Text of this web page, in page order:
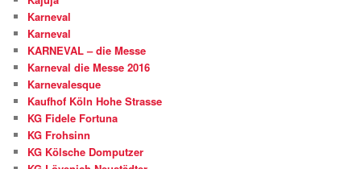
Karneval
Karneval
KARNEVAL – die Messe
Karneval die Messe 2016
Karnevalesque
Kaufhof Köln Hohe Strasse
KG Fidele Fortuna
KG Frohsinn
KG Kölsche Domputzer